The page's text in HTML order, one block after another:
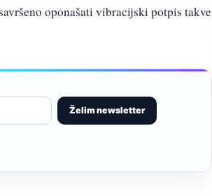
oponašati vibracijski potpis takve
Želim newsletter